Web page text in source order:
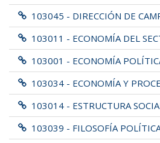
103045 - DIRECCIÓN DE
103011 - ECONOMÍA DEL
103001 - ECONOMÍA
103034 - ECONOMÍA Y
103014 - ESTRUCTURA
103039 - FILOSOFÍA